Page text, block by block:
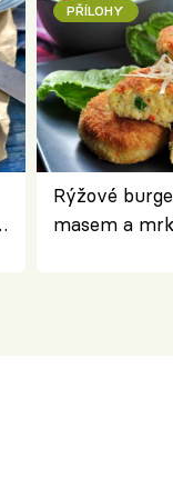
PŘÍLOHY
Rýžové
masem a